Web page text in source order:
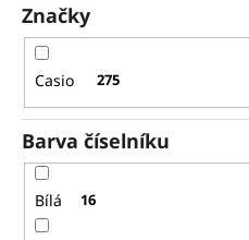
Značky
Casio 275
Barva číselníku
Bílá 16
FREDERIQUE
CONSTANT
FC-
292MG5B6B
19
810
Kč
Původně:
300
Kč